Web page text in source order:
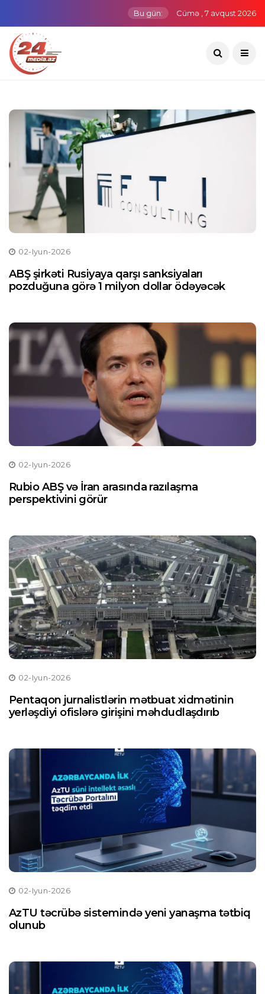
Bu gün: Cümə , 7 avqust 2026
02-Iyun-2026
ABŞ şirkəti Rusiyaya qarşı sanksiyaları
pozduğuna görə 1 milyon dollar ödəyəcək
02-Iyun-2026
Rubio ABŞ və İran arasında razılaşma
perspektivini görür
02-Iyun-2026
Pentaqon jurnalistlərin mətbuat xidmətinin
yerləşdiyi ofislərə girişini məhdudlaşdırıb
02-Iyun-2026
AzTU təcrübə sistemində yeni yanaşma tətbiq
olunub